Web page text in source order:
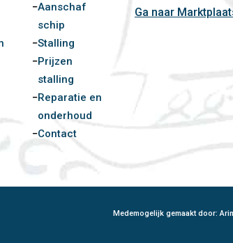
Aanschaf
schip
Stalling
Prijzen
stalling
Reparatie en
onderhoud
Contact
Ga naar
Medemogelijk gemaakt door: